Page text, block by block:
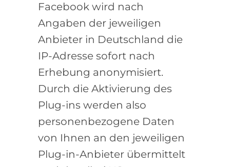
Facebook wird nach
Angaben der jeweiligen
Anbieter in Deutschland die
IP-Adresse sofort nach
Erhebung anonymisiert.
Durch die Aktivierung des
Plug-ins werden also
personenbezogene Daten
von Ihnen an den jeweiligen
Plug-in-Anbieter übermittelt